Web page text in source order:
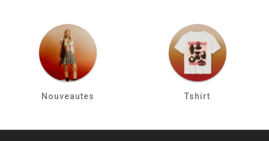
Nouveautes Tshirt